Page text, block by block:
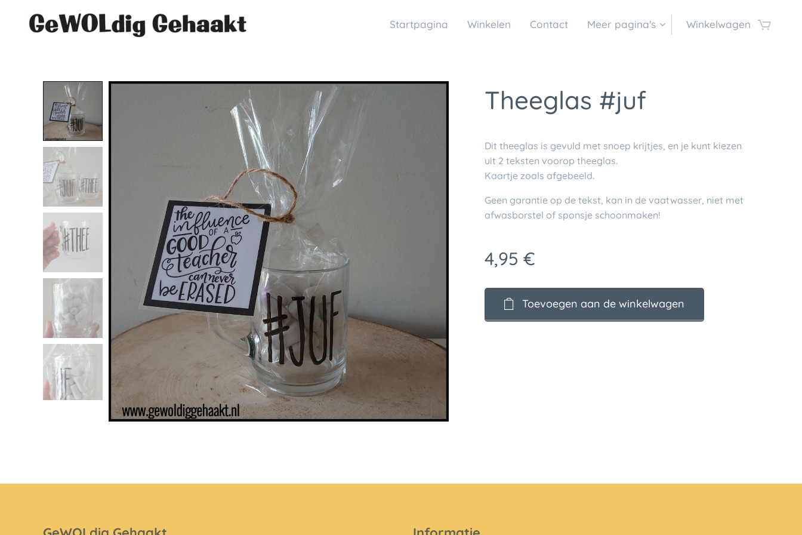
Startpagina Winkelen Contact Meer pagina's Winkelwagen
Theeglas #juf
Dit theeglas is gevuld met snoep krijtjes, en je kunt kiezen
uit 2 teksten voorop theeglas.
Kaartje zoals afgebeeld.
Geen garantie op de tekst, kan in de vaatwasser, niet met
afwasborstel of sponsje schoonmaken!
4,95 €
Toevoegen aan de winkelwagen